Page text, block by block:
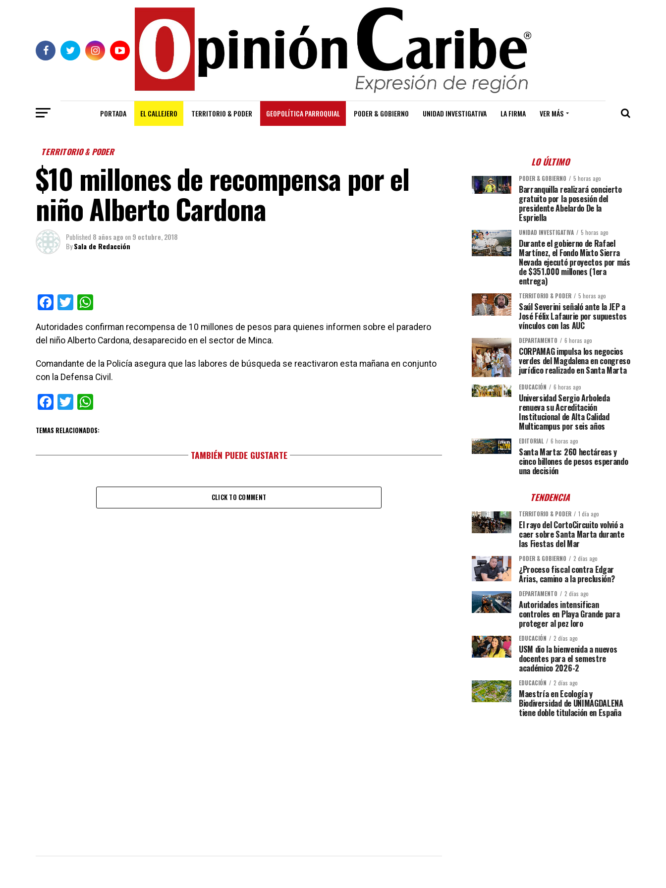
PORTADA EL CALLEJERO TERRITORIO & PODER GEOPOLÍTICA PARROQUIAL PODER & GOBIERNO UNIDAD INVESTIGATIVA LA FIRMA VER MÁS
TERRITORIO & PODER
$10 millones de recompensa por el
niño Alberto Cardona
Published 8 años ago on9 octubre, 2018
BySala de Redacción
Facebook
Twitter
Autoridades confirman recompensa de 10 millones de pesos para quienes informen sobre el paradero
del niño Alberto Cardona, desaparecido en el sector de Minca.
Comandante de la Policía asegura que las labores de búsqueda se reactivaron esta mañana en conjunto
con la Defensa Civil.
Facebook
Twitter
TEMAS RELACIONADOS:
TAMBIÉN PUEDE GUSTARTE
CLICK TO COMMENT
LO ÚLTIMO
PODER & GOBIERNO 5 horas ago
Barranquilla realizará concierto
gratuito por la posesión del
presidente Abelardo De la
Espriella
UNIDAD INVESTIGATIVA 5 horas ago
Durante el gobierno de Rafael
Martínez, el Fondo Mixto Sierra
Nevada ejecutó proyectos por más
de $351.000 millones (1era
entrega)
TERRITORIO & PODER 5 horas ago
Saúl Severini señaló ante la JEP a
José Félix Lafaurie por supuestos
vínculos con las AUC
DEPARTAMENTO 6 horas ago
CORPAMAG impulsa los negocios
verdes del Magdalena en congreso
jurídico realizado en Santa Marta
EDUCACIÓN 6 horas ago
Universidad Sergio Arboleda
renueva su Acreditación
Institucional de Alta Calidad
Multicampus por seis años
EDITORIAL 6 horas ago
Santa Marta: 260 hectáreas y
cinco billones de pesos esperando
una decisión
TENDENCIA
TERRITORIO & PODER 1 día ago
El rayo del CortoCircuito volvió a
caer sobre Santa Marta durante
las Fiestas del Mar
PODER & GOBIERNO 2 días ago
¿Proceso fiscal contra Edgar
Arias, camino a la preclusión?
DEPARTAMENTO 2 días ago
Autoridades intensifican
controles en Playa Grande para
proteger al pez loro
EDUCACIÓN 2 días ago
USM dio la bienvenida a nuevos
docentes para el semestre
académico 2026-2
EDUCACIÓN 2 días ago
Maestría en Ecología y
Biodiversidad de UNIMAGDALENA
tiene doble titulación en España